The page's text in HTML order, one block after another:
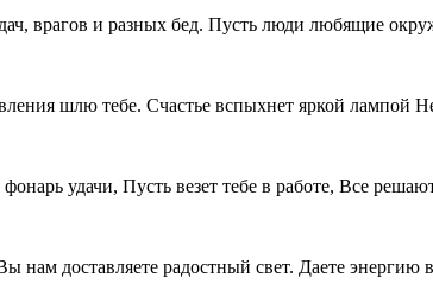
врагов и разных бед. Пусть люди любящие
шлю тебе. Счастье вспыхнет яркой лампой
удачи, Пусть везет тебе в работе, Все
нам доставляете радостный свет. Даете энергию